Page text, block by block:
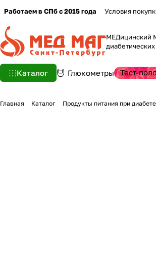
Работаем в СПб с 2015 года Условия
МЕДицинский
Каталог Глюкометры Тест-
Главная Каталог Продукты питания при диабете